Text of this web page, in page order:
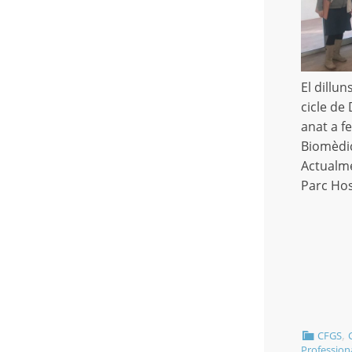
El
cicle de
anat a
Parc
CFGS,